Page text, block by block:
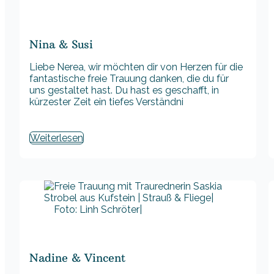
Nina & Susi
Liebe Nerea, wir möchten dir von Herzen für die
fantastische freie Trauung danken, die du für
uns gestaltet hast. Du hast es geschafft, in
kürzester Zeit ein tiefes Verständni
Weiterlesen
Foto: Linh Schröter|
Nadine & Vincent